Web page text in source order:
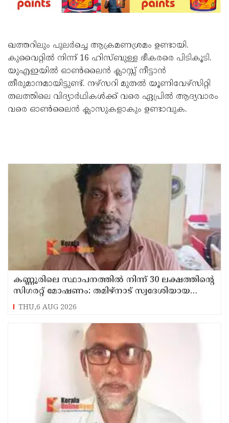
ഖത്തറിലും പുലർച്ചെ ആക്രമണശ്രമം ഉണ്ടായി.
കുവൈറ്റിൽ നിന്ന് 16 ഹിസ്ബുള്ള ഭീകരരെ പിടികൂടി.
യുഎഇയിൽ ഓൺലൈൻ ക്ലാസ്സ് നീട്ടാൻ
തീരുമാനമായിട്ടുണ്ട്. നഴ്സറി മുതൽ യൂണിവേഴ്സിറ്റി
തലത്തിലെ വിദ്യാർഥികൾക്ക് വരെ ഏപ്രിൽ ആദ്യവാരം
വരെ ഓൺലൈൻ ക്ലാസുകളാകും ഉണ്ടാവുക.
കണ്ണൂരിലെ സ്ഥാപനത്തിൽ നിന്ന് 30 ലക്ഷത്തിന്റെ
സിഗരറ്റ് മോഷണം: തമിഴ്‌നാട് സ്വദേശിയായ
സെയിൽസ്മാൻ തെങ്കാശിയിൽ പിടിയിൽ
THU,6 AUG 2026